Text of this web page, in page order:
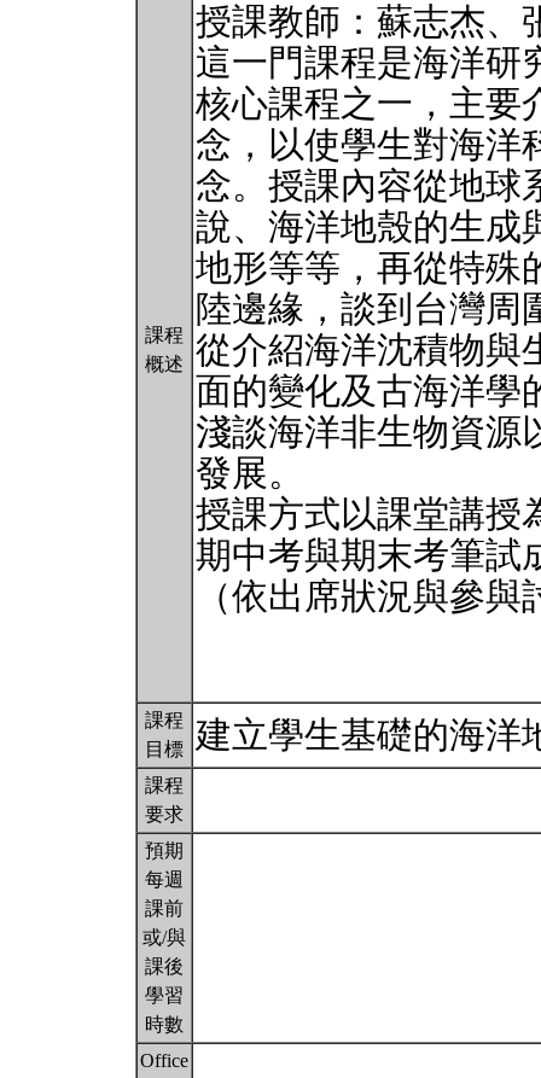
課程
概述
授課教師：蘇志杰、
這一門課程是海洋研
核心課程之一，主要
念，以使學生對海洋
念。授課內容從地球
說、海洋地殼的生成
地形等等，再從特殊
陸邊緣，談到台灣周
從介紹海洋沈積物與
面的變化及古海洋學
淺談海洋非生物資源
發展。
授課方式以課堂講授
期中考與期末考筆試
（依出席狀況與參
課程
目標
建立學生基礎的海
課程
要求
預期
每週
課前
或/與
課後
學習
時數
Office